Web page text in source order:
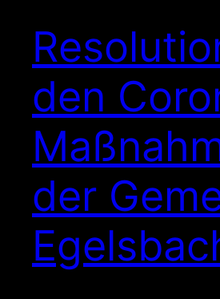
den
der